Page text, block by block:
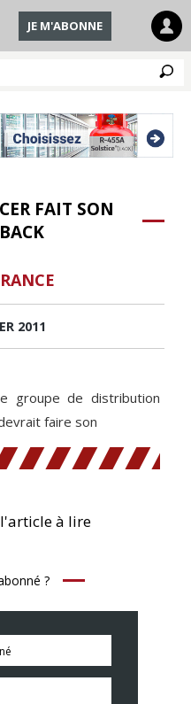
JE M'ABONNE
FAIT SON
2011
groupe de distribution
faire son
à lire
?